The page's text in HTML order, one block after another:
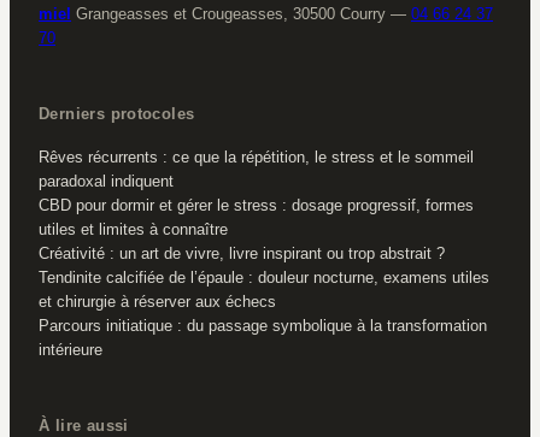
miel Grangeasses et Crougeasses, 30500 Courry — 04 66 24 37
70
Derniers protocoles
Rêves récurrents : ce que la répétition, le stress et le sommeil
paradoxal indiquent
CBD pour dormir et gérer le stress : dosage progressif, formes
utiles et limites à connaître
Créativité : un art de vivre, livre inspirant ou trop abstrait ?
Tendinite calcifiée de l’épaule : douleur nocturne, examens utiles
et chirurgie à réserver aux échecs
Parcours initiatique : du passage symbolique à la transformation
intérieure
À lire aussi